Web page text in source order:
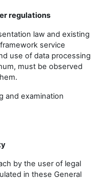
regulations
law and existing
service
use of data processing
must be observed
and examination
by the user of legal
in these General